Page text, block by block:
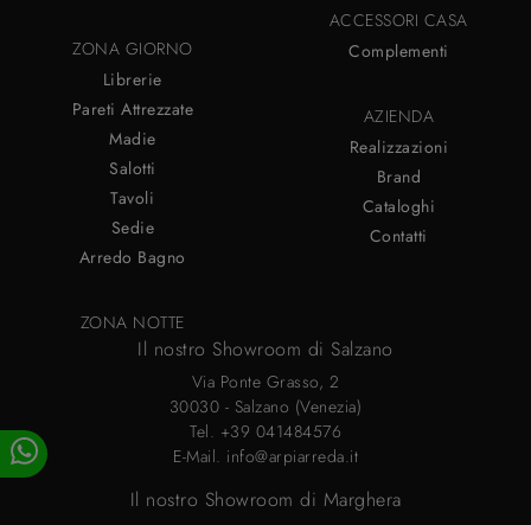
ZONA GIORNO
Librerie
Pareti Attrezzate
Madie
Salotti
Tavoli
Sedie
Arredo Bagno
ZONA NOTTE
ACCESSORI CASA
Complementi
AZIENDA
Realizzazioni
Brand
Cataloghi
Contatti
Il nostro Showroom di Salzano
Via Ponte Grasso, 2
30030 - Salzano (Venezia)
Tel. +39 041484576
E-Mail. info@arpiarreda.it
Il nostro Showroom di Marghera